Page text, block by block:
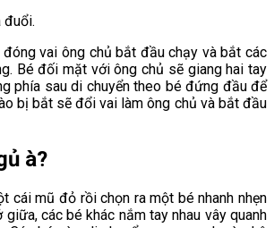
đuổi.
đóng vai ông chủ bắt đầu chạy và bắt các
Bé đối mặt với ông chủ sẽ giang hai tay
phía sau di chuyển theo bé đứng đầu để
bị bắt sẽ đổi vai làm ông chủ và bắt đầu
à?
cái mũ đỏ rồi chọn ra một bé nhanh nhẹn
các bé khác nắm tay nhau vây quanh